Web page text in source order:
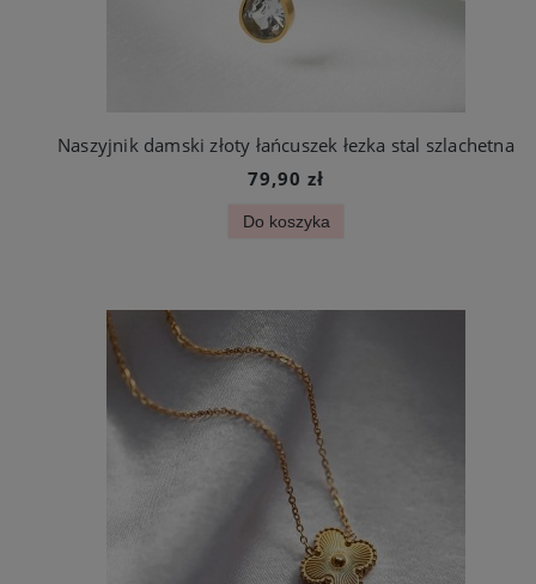
Naszyjnik damski złoty łańcuszek łezka stal szlachetna
79,90 zł
Do koszyka